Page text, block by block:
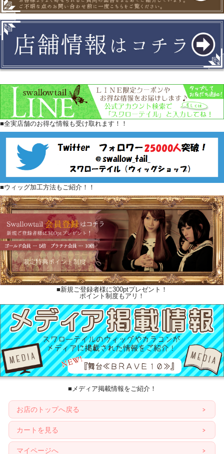
■全実店舗のお得な情報も受け取れます！！
■ウィッグ加工方法もご紹介！！
■新規ご登録者様に300ptプレゼント！
ポイント制度もアリ！
■メディア掲載情報をご紹介！
お店のトップへ戻る
カートを見る
マイページへ